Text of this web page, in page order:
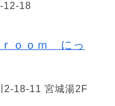
12-18
ｒｏｏｍ にっ
2-18-11 宮城湯2F